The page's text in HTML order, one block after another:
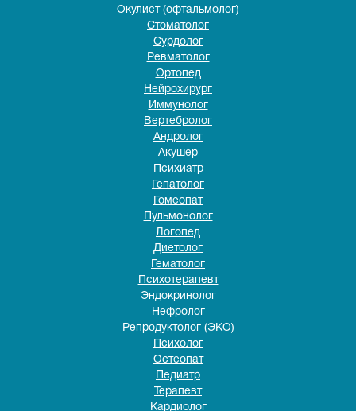
Окулист (офтальмолог)
Стоматолог
Сурдолог
Ревматолог
Ортопед
Нейрохирург
Иммунолог
Вертебролог
Андролог
Акушер
Психиатр
Гепатолог
Гомеопат
Пульмонолог
Логопед
Диетолог
Гематолог
Психотерапевт
Эндокринолог
Нефролог
Репродуктолог (ЭКО)
Психолог
Остеопат
Педиатр
Терапевт
Кардиолог